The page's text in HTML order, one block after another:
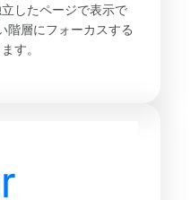
したページで表示で
階層にフォーカスする
す。